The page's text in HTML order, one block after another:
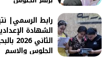
رابط الرسمي|
الشهادة
الثاني
الجلوس والاسم